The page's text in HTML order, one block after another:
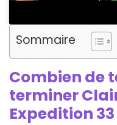
Sommaire
Combien de
terminer
Expedition 33